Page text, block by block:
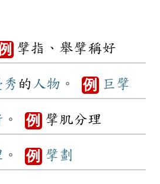
擘指、舉擘稱好
秀 的 人物 。 例 巨擘
。 例 擘肌分理
。 例 擘劃